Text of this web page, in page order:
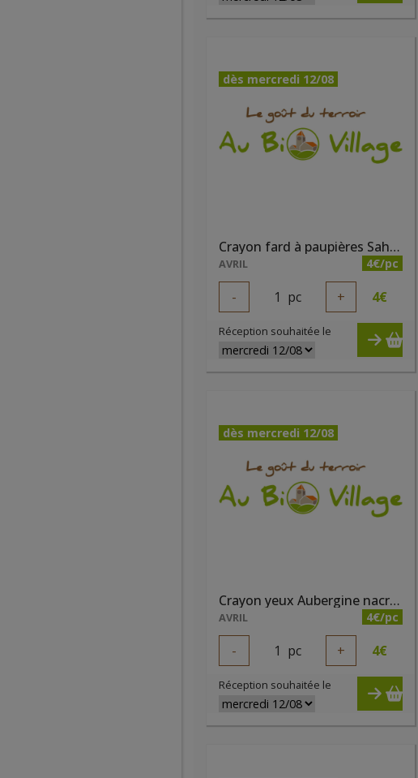
dès mercredi 12/08
Crayon fard à paupières Sahara nacré bio
AVRIL 4€/pc
- 1 pc + 4€
Réception souhaitée le
dès mercredi 12/08
Crayon yeux Aubergine nacré bio
AVRIL 4€/pc
- 1 pc + 4€
Réception souhaitée le